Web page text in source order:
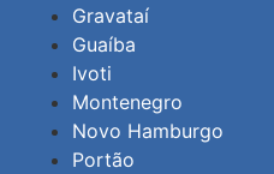
Gravataí
Guaíba
Ivoti
Montenegro
Novo Hamburgo
Portão